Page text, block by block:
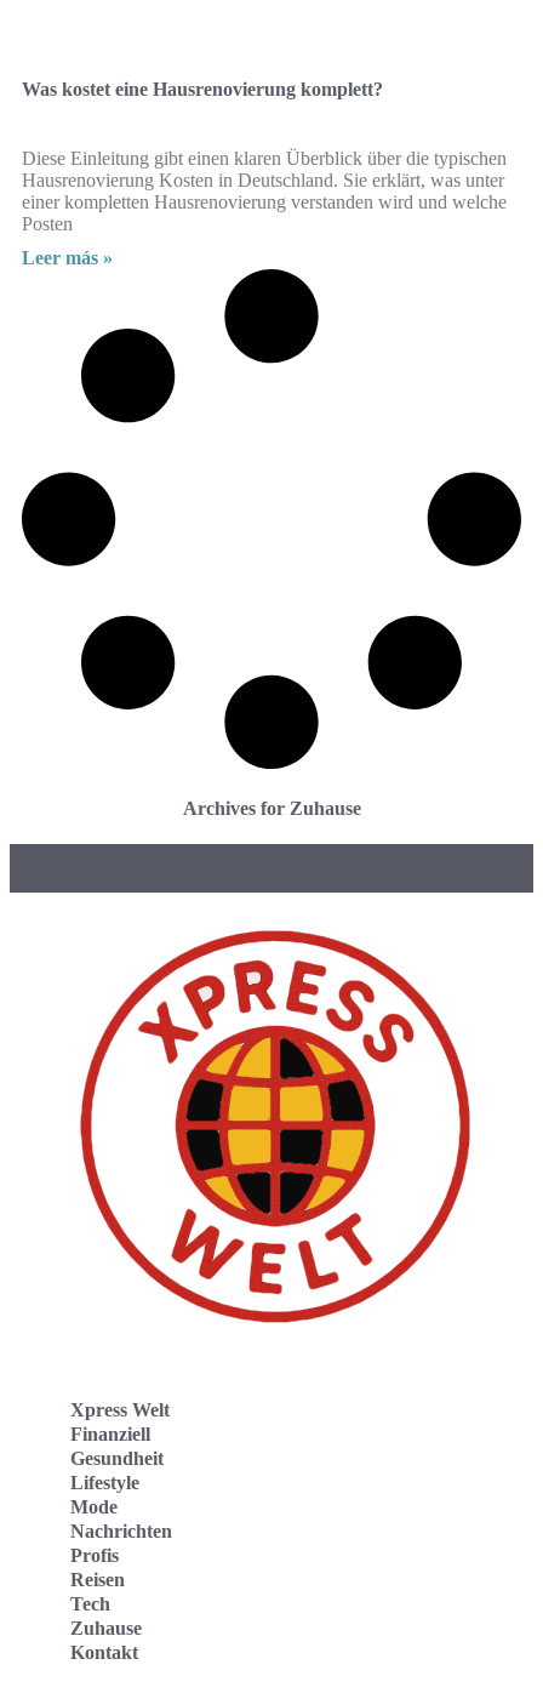
Was kostet eine Hausrenovierung komplett?
Diese Einleitung gibt einen klaren Überblick über die typischen
Hausrenovierung Kosten in Deutschland. Sie erklärt, was unter
einer kompletten Hausrenovierung verstanden wird und welche
Posten
Leer más »
Archives for Zuhause
Xpress Welt
Finanziell
Gesundheit
Lifestyle
Mode
Nachrichten
Profis
Reisen
Tech
Zuhause
Kontakt